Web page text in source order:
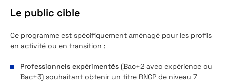
Le public cible
Ce programme est spécifiquement aménagé pour les profils
en activité ou en transition :
Professionnels expérimentés (Bac+2 avec expérience ou
Bac+3) souhaitant obtenir un titre RNCP de niveau 7